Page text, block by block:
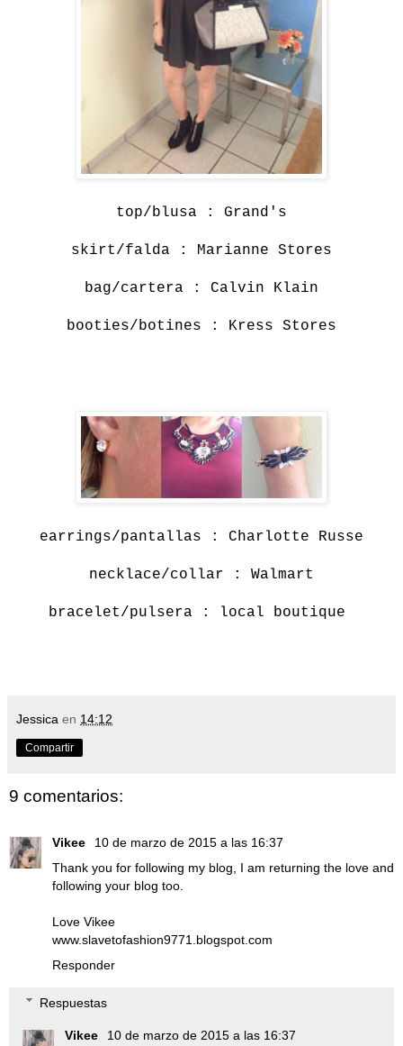
top/blusa : Grand's
skirt/falda : Marianne Stores
bag/cartera : Calvin Klain
booties/botines : Kress Stores
earrings/pantallas : Charlotte Russe
necklace/collar : Walmart
bracelet/pulsera : local boutique
Jessica en 14:12
Compartir
9 comentarios:
Vikee
10 de marzo de 2015 a las 16:37
Thank you for following my blog, I am returning the love and
following your blog too.
Love Vikee
www.slavetofashion9771.blogspot.com
Responder
Respuestas
Vikee
10 de marzo de 2015 a las 16:37